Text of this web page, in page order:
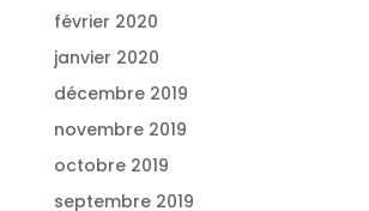
février 2020
janvier 2020
décembre 2019
novembre 2019
octobre 2019
septembre 2019